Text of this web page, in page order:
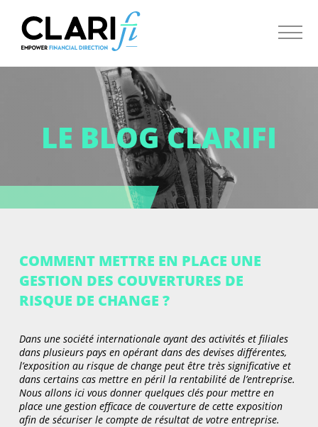
LE BLOG CLARIFI
COMMENT METTRE EN PLACE UNE
GESTION DES COUVERTURES DE
RISQUE DE CHANGE ?
Dans une société internationale ayant des activités et filiales
dans plusieurs pays en opérant dans des devises différentes,
l’exposition au risque de change peut être très significative et
dans certains cas mettre en péril la rentabilité de l’entreprise.
Nous allons ici vous donner quelques clés pour mettre en
place une gestion efficace de couverture de cette exposition
afin de sécuriser le compte de résultat de votre entreprise.